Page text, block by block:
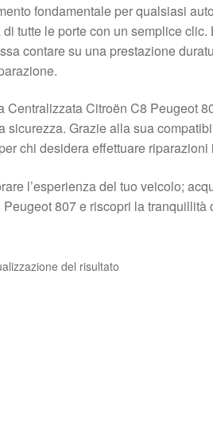
fondamentale per qualsiasi
tutte le porte con un semplice
contare su una prestazione
Citroën C8 Peugeot
sicurezza. Grazie alla sua
chi desidera effettuare
l’esperienza del tuo veicolo;
807 e riscopri la
del risultato